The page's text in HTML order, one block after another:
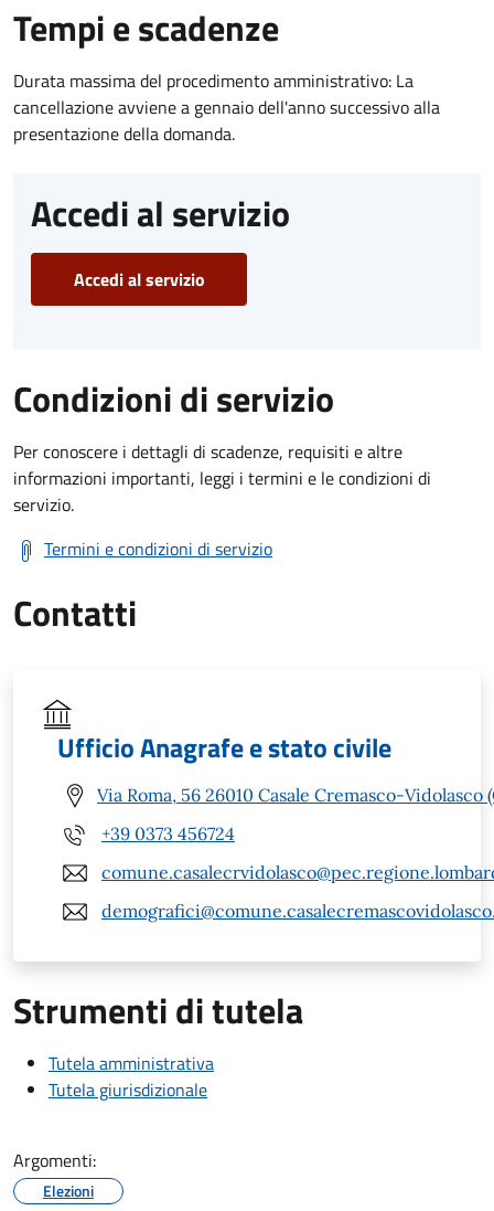
Tempi e scadenze
Durata massima del procedimento amministrativo: La
cancellazione avviene a gennaio dell'anno successivo alla
presentazione della domanda.
Accedi al servizio
Accedi al servizio
Condizioni di servizio
Per conoscere i dettagli di scadenze, requisiti e altre
informazioni importanti, leggi i termini e le condizioni di
servizio.
Termini e condizioni di servizio
Contatti
Ufficio Anagrafe e stato civile
Via Roma, 56 26010 Casale Cremasco-Vidolasco
+39 0373 456724
Strumenti di tutela
Tutela amministrativa
Tutela giurisdizionale
Argomenti:
Elezioni